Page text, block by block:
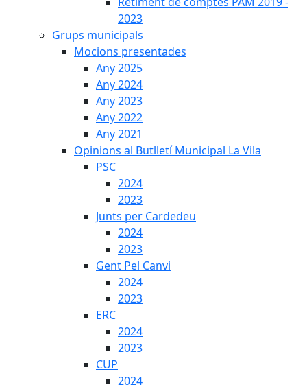
2023
Grups municipals
Mocions presentades
Any 2025
Any 2024
Any 2023
Any 2022
Any 2021
Opinions al Butlletí Municipal La Vila
PSC
2024
2023
Junts per Cardedeu
2024
2023
Gent Pel Canvi
2024
2023
ERC
2024
2023
CUP
2024